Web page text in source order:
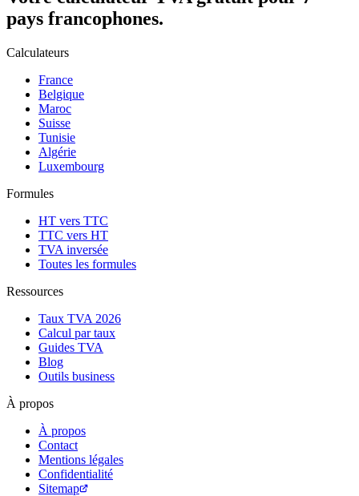
pays francophones.
Calculateurs
France
Belgique
Maroc
Suisse
Tunisie
Algérie
Luxembourg
Formules
HT vers TTC
TTC vers HT
TVA inversée
Toutes les formules
Ressources
Taux TVA 2026
Calcul par taux
Guides TVA
Blog
Outils business
À propos
À propos
Contact
Mentions légales
Confidentialité
Sitemap